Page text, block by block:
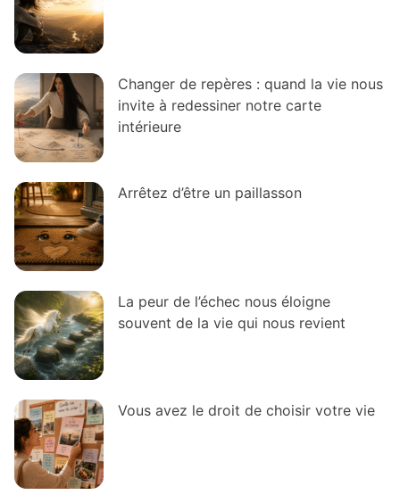
Changer de repères : quand la vie nous
invite à redessiner notre carte
intérieure
Arrêtez d’être un paillasson
La peur de l’échec nous éloigne
souvent de la vie qui nous revient
Vous avez le droit de choisir votre vie